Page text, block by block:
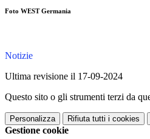
Foto WEST Germania
Notizie
Ultima revisione il 17-09-2024
Questo sito o gli strumenti terzi da
Personalizza Rifiuta tutti i cookies
Gestione cookie